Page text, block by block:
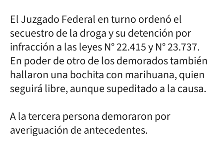
El Juzgado Federal en turno ordenó el
secuestro de la droga y su detención por
infracción a las leyes N° 22.415 y N° 23.737.
En poder de otro de los demorados también
hallaron una bochita con marihuana, quien
seguirá libre, aunque supeditado a la causa.
A la tercera persona demoraron por
averiguación de antecedentes.